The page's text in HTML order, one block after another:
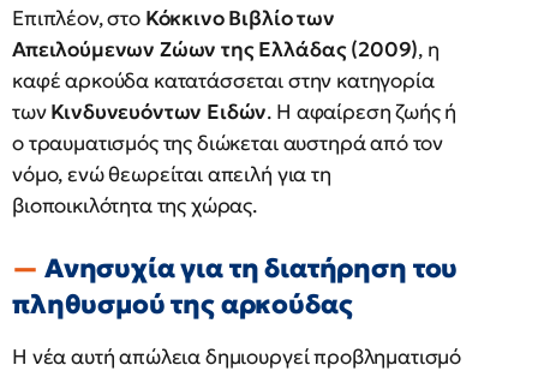
Επιπλέον, στο Κόκκινο Βιβλίο των
Απειλούμενων Ζώων της Ελλάδας (2009), η
καφέ αρκούδα κατατάσσεται στην κατηγορία
τωνΚινδυνευόντων Ειδών. Η αφαίρεση ζωής ή
ο τραυματισμός της διώκεται αυστηρά από τον
νόμο, ενώ θεωρείται απειλή για τη
βιοποικιλότητα της χώρας.
Ανησυχία για τη διατήρηση του
πληθυσμού της αρκούδας
Η νέα αυτή απώλεια δημιουργεί προβληματισμό